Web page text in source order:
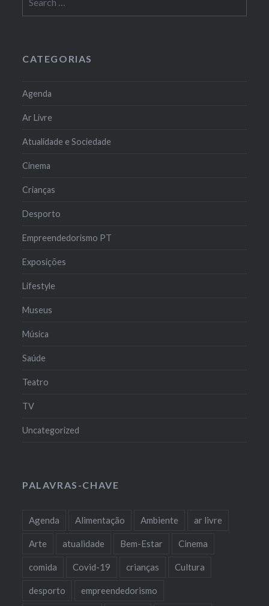
for:
CATEGORIAS
Agenda
Ar Livre
Atualidade e Sociedade
Cinema
Crianças
Desporto
Empreendedorismo PT
Exposições
Lifestyle
Museus
Música
Saúde
Teatro
TV
Uncategorized
PALAVRAS-CHAVE
Agenda Alimentação Ambiente ar livre
Arte atualidade Bem-Estar Cinema
comida Covid-19 crianças Cultura
desporto empreendedorismo